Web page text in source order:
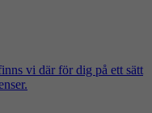
vi där för dig på ett sätt